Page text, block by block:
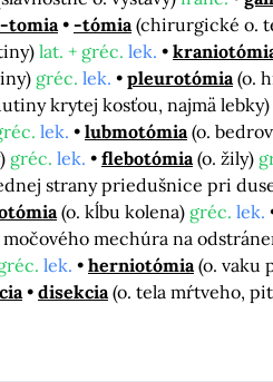
-tomia -tómia (chirurgické o.
lat. + gréc. lek.
gréc. lek. pleurotómia (o.
krytej kosťou, najmä lebky)
lek. lubmotómia (o.
gréc. lek. flebotómia (o. žily)
strany priedušnice pri
(o. kĺbu kolena) gréc. lek.
močového mechúra na
lek. herniotómia (o. vaku
disekcia (o. tela mŕtveho,